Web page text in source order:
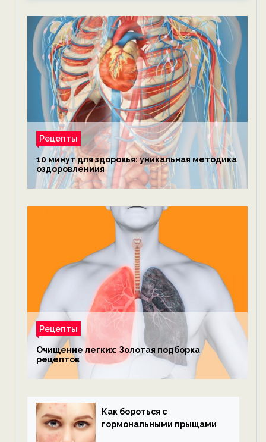
Рецепты
10 минут для здоровья: уникальная методика
оздоровлениия
Рецепты
Очищение легких: Золотая подборка
рецептов
Как бороться с
гормональными прыщами